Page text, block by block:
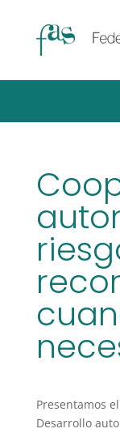
Presentamos
Desarrollo